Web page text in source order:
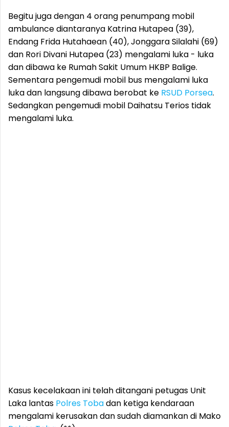
Begitu juga dengan 4 orang penumpang mobil
ambulance diantaranya Katrina Hutapea (39),
Endang Frida Hutahaean (40), Jonggara Silalahi (69)
dan Rori Divani Hutapea (23) mengalami luka - luka
dan dibawa ke Rumah Sakit Umum HKBP Balige.
Sementara pengemudi mobil bus mengalami luka
luka dan langsung dibawa berobat ke RSUD Porsea.
Sedangkan pengemudi mobil Daihatsu Terios tidak
mengalami luka.
Kasus kecelakaan ini telah ditangani petugas Unit
Laka lantas Polres Tobadan ketiga kendaraan
mengalami kerusakan dan sudah diamankan di Mako